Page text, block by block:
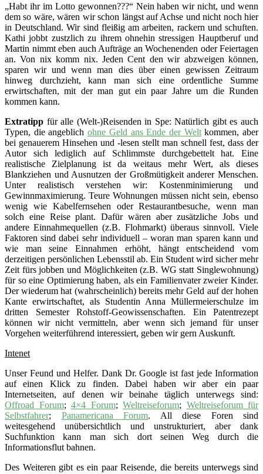
„Habt ihr im Lotto gewonnen???“ Nein haben wir nicht, und wenn
dem so wäre, wären wir schon längst auf Achse und nicht noch hier
in Deutschland. Wir sind fleißig am arbeiten, rackern und schuften.
Kathi jobbt zustzlich zu ihrem ohnehin stressigen Hauptberuf und
Martin nimmt eben auch Aufträge an Wochenenden oder Feiertagen
an. Von nix komm nix. Jeden Cent den wir abzweigen können,
sparen wir und wenn man dies über einen gewissen Zeitraum
hinweg durchzieht, kann man sich eine ordentliche Summe
erwirtschaften, mit der man gut ein paar Jahre um die Runden
kommen kann.
Extratipp für alle (Welt-)Reisenden in Spe: Natürlich gibt es auch
Typen, die angeblichohne Geld ans Ende der Weltkommen, aber
bei genauerem Hinsehen und -lesen stellt man schnell fest, dass der
Autor sich lediglich auf Schlimmste durchgebettelt hat. Eine
realistische Zielplanung ist da weitaus mehr Wert, als dieses
Blankziehen und Ausnutzen der Großmütigkeit anderer Menschen.
Unter realistisch verstehen wir: Kostenminimierung und
Gewinnmaximierung. Teure Wohnungen müssen nicht sein, ebenso
wenig wie Kabelfernsehen oder Restaurantbesuche, wenn man
solch eine Reise plant. Dafür wären aber zusätzliche Jobs und
andere Einnahmequellen (z.B. Flohmarkt) überaus sinnvoll. Viele
Faktoren sind dabei sehr individuell – woran man sparen kann und
wie man seine Einnahmen erhöht, hängt entscheidend vom
derzeitigen persönlichen Lebensstil ab. Ein Student wird sicher mehr
Zeit fürs jobben und Möglichkeiten (z.B. WG statt Singlewohnung)
für so eine Optimierung haben, als ein Familienvater zweier Kinder.
Der wiederum hat (wahrscheinlich) bereits mehr Geld auf der hohen
Kante erwirtschaftet, als Studentin Anna Müllermeierschulze im
dritten Semester Rohstoff-Geowissenschaften. Ein Patentrezept
können wir nicht vermitteln, aber wenn sich jemand für unser
Vorgehen weiterführend interessiert, geben wir gern Auskunft.
Intenet
Unser Feund und Helfer. Dank Dr. Google ist fast jede Information
auf einen Klick zu finden. Dabei haben wir aber ein paar
Internetseiten, auf denen wir beinahe täglich unterwegs sind:
Offroad Forum; 4×4 Forum; Weltreiseforum; Weltreiseforum für
Selbstfahrer; Panamericana Forum. All diese Foren sind
weitesgehend unübersichtlich und unstrukturiert, aber dank
Suchfunktion kann man sich dort seinen Weg durch die
Informationsflut bahnen.
Des Weiteren gibt es ein paar Reisende, die bereits unterwegs sind